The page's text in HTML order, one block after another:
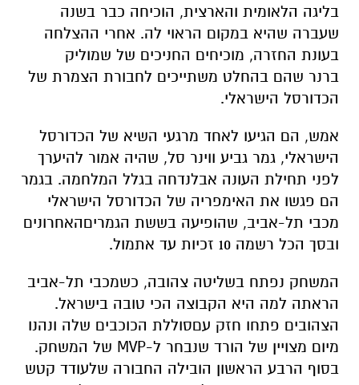
בליגה הלאומית והארצית, הוכיחה כבר בשנה
שעברה שהיא במקום הראוי לה. אחרי ההצלחה
בעונת החזרה, מוכיחים החניכים של שמוליק
ברנר שהם בהחלט משתייכים לחבורת הצמרת של
הכדורסל הישראלי.
אמש, הם הגיעו לאחד מרגעי השיא של הכדורסל
הישראלי, גמר גביע ווינר סל, שהיה אמור להיערך
לפני תחילת העונה אבלנדחה בגלל המלחמה. בגמר
הם פגשו את האימפריה של הכדורסל הישראלי
מכבי תל-אביב, שהופיעה בששת הגמריםהאחרונים
ובסך הכל רשמה זכיות עד אתמול.
המשחק נפתח בשליטה צהובה, כשמכבי תל-אביב
הראתה למה היא הקבוצה הכי טובה בישראל.
הצהובים פתחו חזק עםסוללת הכוכבים שלה ונהנו
מיום מצויין של הורד שנבחר ל-MVP של המשחק.
בסוף הרבע הראשון הובילה החבורה שלעודד קטש